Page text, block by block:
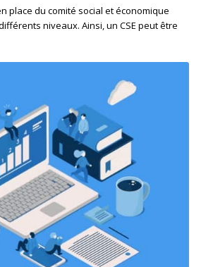
place du comité social et économique
niveaux. Ainsi, un CSE peut être